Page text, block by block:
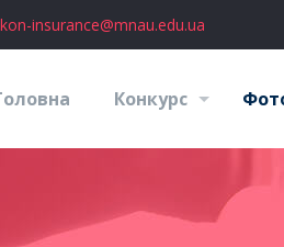
kon-insurance@mnau.edu.ua
Конкурс